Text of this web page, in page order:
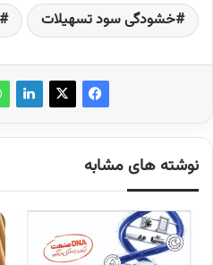
خشودگی سود تسهیلات
نوشته های مشابه